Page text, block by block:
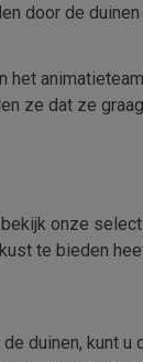
door de duinen
het animatieteam
ze dat ze graag
onze
te bieden
duinen, kunt u